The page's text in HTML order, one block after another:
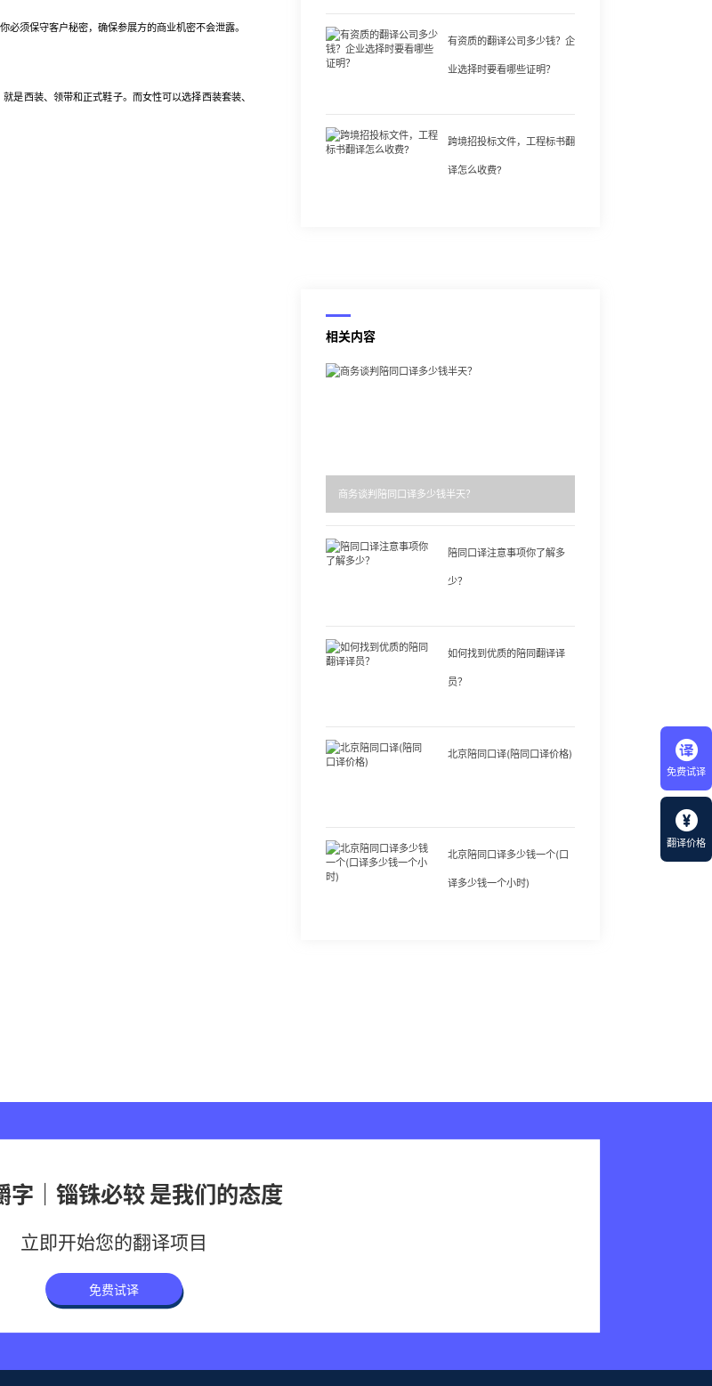
免费试译
翻译价格
须保守客户秘密，确保参展方的商业机密不会泄露。
西装、领带和正式鞋子。而女性可以选择西装套装、
有资质的翻译公司多少钱？企
业选择时要看哪些证明？
跨境招投标文件，工程标书翻
译怎么收费?
相关内容
商务谈判陪同口译多少钱半天？
陪同口译注意事项你了解多
少？
如何找到优质的陪同翻译译
员？
北京陪同口译(陪同口译价格)
北京陪同口译多少钱一个(口
译多少钱一个小时)
字｜锱铢必较 是我们的态度
立即开始您的翻译项目
免费试译